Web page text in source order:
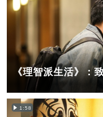
《理智派生活》：
1:58